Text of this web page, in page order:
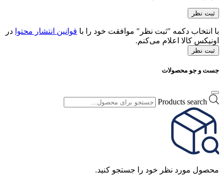
با انتخاب دکمه "ثبت نظر" موافقت خود را با قوانین انتشار محتوا در
اونیکس کالا اعلام می‌کنم.
ثبت نظر
جست و جو محصولات
Products search
محصول مورد نظر خود را جستجو کنید.